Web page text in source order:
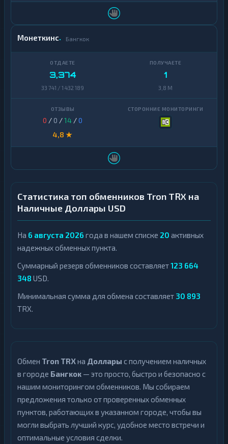
Монеткинс Бангкок
3,374
33 741 / 1 432 189
1
3,8 M
0 / 0 /14 /0
4,8 ★
Статистика топ обменников Tron TRX на
Наличные Доллары USD
На 6 августа 2026 года в нашем списке 20 активных
надежных обменных пункта.
Суммарный резерв обменников составляет123 664
348 USD.
Минимальная сумма для обмена составляет 30 893
TRX.
Обмен Tron TRXна Доллары с получением наличных
в городе Бангкок — это просто, быстро и безопасно с
нашим мониторингом обменников. Мы собираем
предложения только от проверенных обменных
пунктов, работающих в указанном городе, чтобы вы
могли выбрать лучший курс, удобное место встречи и
оптимальные условия сделки.